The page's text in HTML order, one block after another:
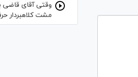
وقتی آقای قاضی
مشت کلاهبردار